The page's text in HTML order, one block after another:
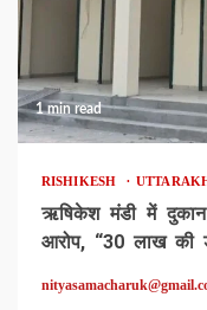
1 min read
RISHIKESH
ऋषिकेश मंडी में दुकान
आरोप, “30 लाख की